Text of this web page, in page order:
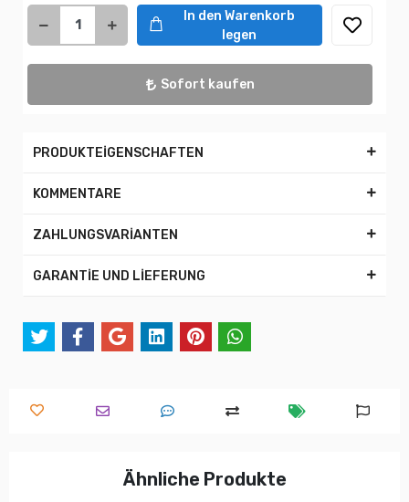
In den Warenkorb
legen
Sofort kaufen
PRODUKTEİGENSCHAFTEN
KOMMENTARE
ZAHLUNGSVARİANTEN
GARANTİE UND LİEFERUNG
Ähnliche Produkte